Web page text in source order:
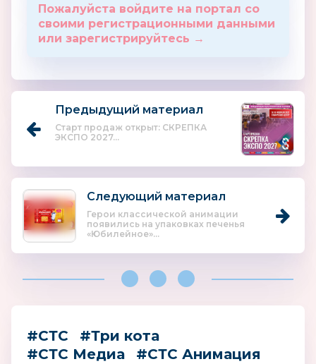
Пожалуйста войдите на портал со
своими регистрационными данными
или зарегистрируйтесь →
Предыдущий материал
Старт продаж открыт: СКРЕПКА
ЭКСПО 2027...
Следующий материал
Герои классической анимации
появились на упаковках печенья
«Юбилейное»...
#СТС
#Три кота
#СТС Медиа
#СТС Анимация